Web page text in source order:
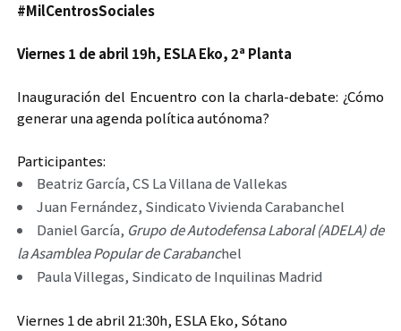
#MilCentrosSociales
Viernes 1 de abril 19h, ESLA Eko, 2ª Planta
Inauguración del Encuentro con la charla-debate: ¿Cómo
generar una agenda política autónoma?
Participantes:
Beatriz García, CS La Villana de Vallekas
Juan Fernández, Sindicato Vivienda Carabanchel
Daniel García, Grupo de Autodefensa Laboral (ADELA) de
la Asamblea Popular de Carabanchel
Paula Villegas, Sindicato de Inquilinas Madrid
Viernes 1 de abril 21:30h, ESLA Eko, Sótano